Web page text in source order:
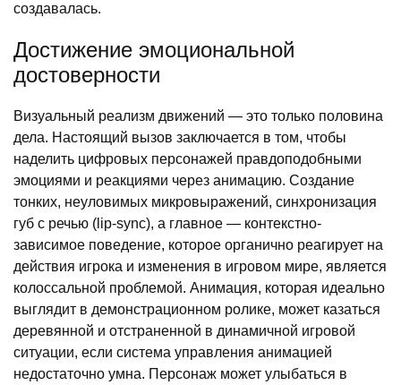
создавалась.
Достижение эмоциональной
достоверности
Визуальный реализм движений — это только половина
дела. Настоящий вызов заключается в том, чтобы
наделить цифровых персонажей правдоподобными
эмоциями и реакциями через анимацию. Создание
тонких, неуловимых микровыражений, синхронизация
губ с речью (lip-sync), а главное — контекстно-
зависимое поведение, которое органично реагирует на
действия игрока и изменения в игровом мире, является
колоссальной проблемой. Анимация, которая идеально
выглядит в демонстрационном ролике, может казаться
деревянной и отстраненной в динамичной игровой
ситуации, если система управления анимацией
недостаточно умна. Персонаж может улыбаться в